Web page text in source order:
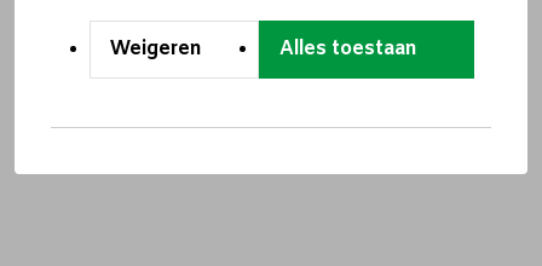
Weigeren Alles toestaan